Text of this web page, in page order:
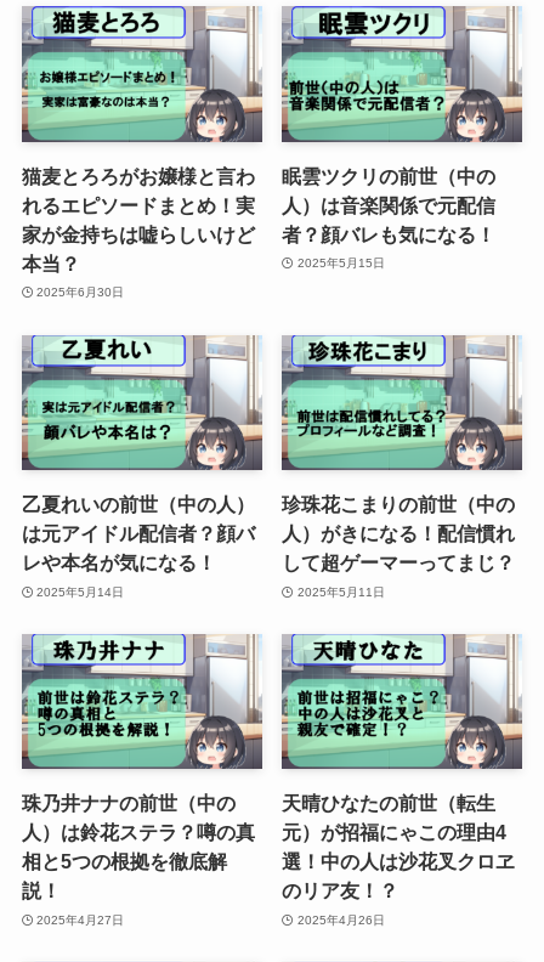
猫麦とろろがお嬢様と言わ
れるエピソードまとめ！実
家が金持ちは嘘らしいけど
本当？
2025年6月30日
眠雲ツクリの前世（中の
人）は音楽関係で元配信
者？顔バレも気になる！
2025年5月15日
乙夏れいの前世（中の人）
は元アイドル配信者？顔バ
レや本名が気になる！
2025年5月14日
珍珠花こまりの前世（中の
人）がきになる！配信慣れ
して超ゲーマーってまじ？
2025年5月11日
珠乃井ナナの前世（中の
人）は鈴花ステラ？噂の真
相と5つの根拠を徹底解
説！
2025年4月27日
天晴ひなたの前世（転生
元）が招福にゃこの理由4
選！中の人は沙花叉クロヱ
のリア友！？
2025年4月26日